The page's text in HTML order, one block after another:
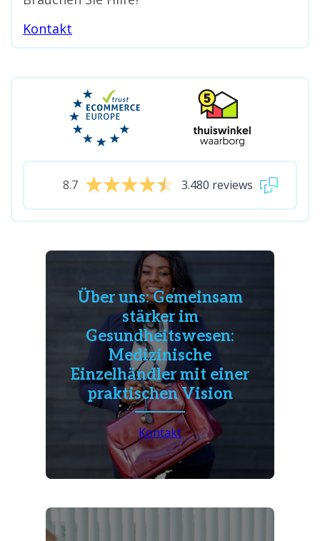
Kontakt
8.7 3.480 reviews
Über uns: Gemeinsam
stärker im
Gesundheitswesen:
Medizinische
Einzelhändler mit einer
praktischen Vision
Kontakt